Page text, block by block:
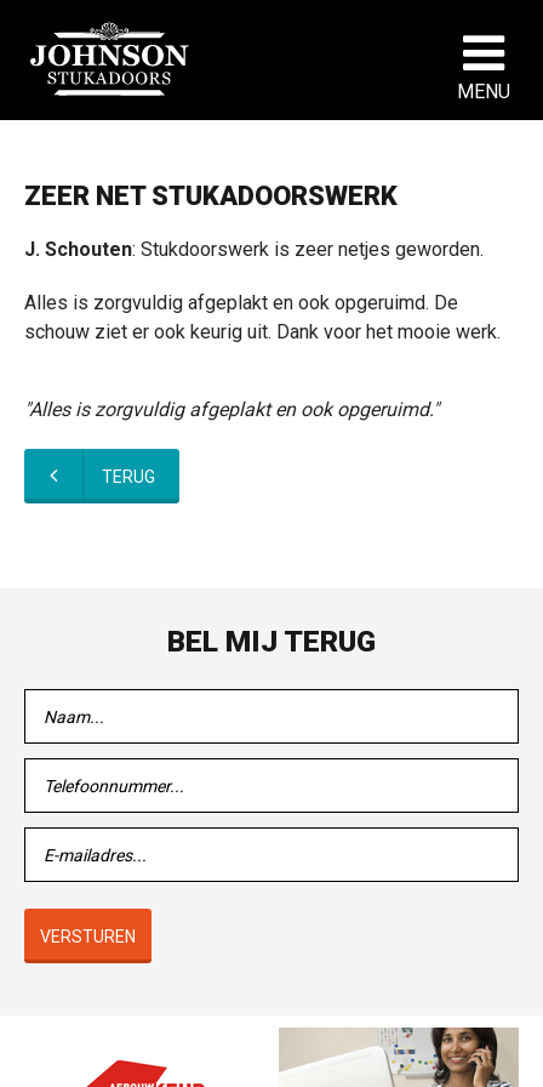
MENU
ZEER NET STUKADOORSWERK
J. Schouten: Stukdoorswerk is zeer netjes geworden.
Alles is zorgvuldig afgeplakt en ook opgeruimd. De
schouw ziet er ook keurig uit. Dank voor het mooie werk.
"Alles is zorgvuldig afgeplakt en ook opgeruimd."
TERUG
BEL MIJ TERUG
VERSTUREN